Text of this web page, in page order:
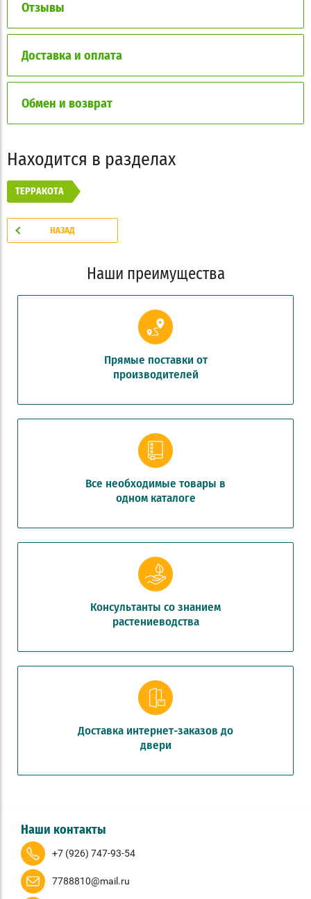
Отзывы
Доставка и оплата
Обмен и возврат
Находится в разделах
ТЕРРАКОТА
НАЗАД
Наши преимущества
Прямые поставки от
производителей
Все необходимые товары в
одном каталоге
Консультанты со знанием
растениеводства
Доставка интернет-заказов до
двери
Наши контакты
+7 (926) 747-93-54
7788810@mail.ru